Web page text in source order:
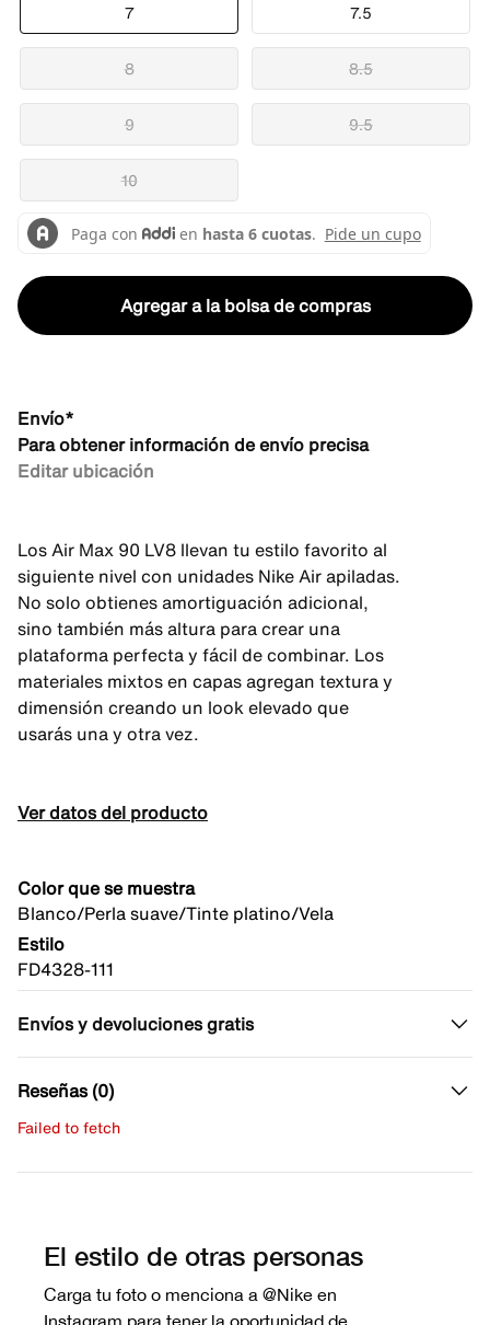
7 7.5
8 8.5
9 9.5
10
Agregar a la bolsa de compras
Envío*
Para obtener información de envío precisa
Editar ubicación
Los Air Max 90 LV8 llevan tu estilo favorito al
siguiente nivel con unidades Nike Air apiladas.
No solo obtienes amortiguación adicional,
sino también más altura para crear una
plataforma perfecta y fácil de combinar. Los
materiales mixtos en capas agregan textura y
dimensión creando un look elevado que
usarás una y otra vez.
Ver datos del producto
Color que se muestra
Blanco/Perla suave/Tinte platino/Vela
Estilo
FD4328-111
Envíos y devoluciones gratis
Reseñas (0)
Failed to fetch